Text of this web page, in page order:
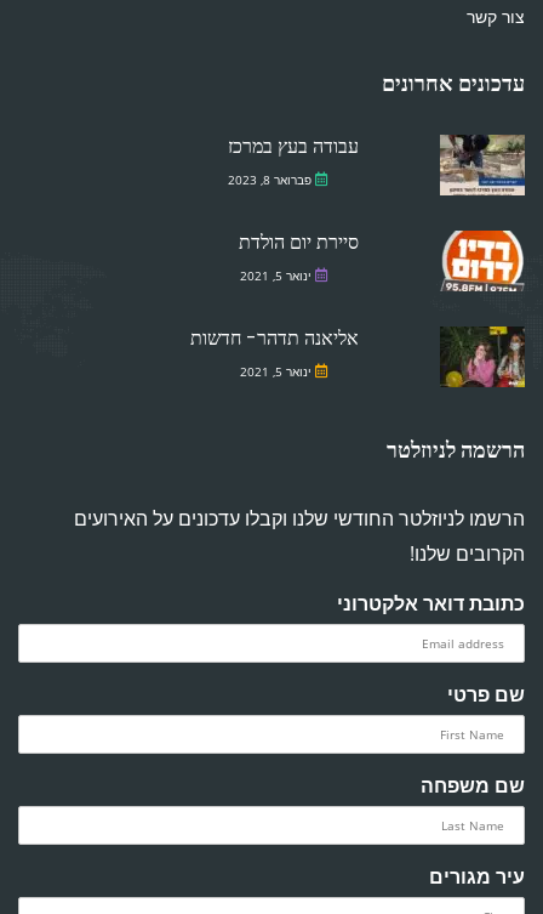
צור קשר
עדכונים אחרונים
עבודה בעץ במרכז
פברואר 8, 2023
סיירת יום הולדת
ינואר 5, 2021
אליאנה תדהר- חדשות
ינואר 5, 2021
הרשמה לניוזלטר
הרשמו לניוזלטר החודשי שלנו וקבלו עדכונים על האירועים
הקרובים שלנו!
כתובת דואר אלקטרוני
שם פרטי
שם משפחה
עיר מגורים